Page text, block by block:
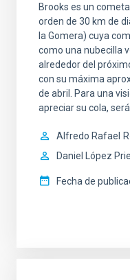
Brooks es un
orden de 30 km de
la Gomera) cuya
como una nubecilla
alrededor del
con su máxima
de abril. Para una
apreciar su cola,
Alfredo Rafael
Daniel López
Fecha de